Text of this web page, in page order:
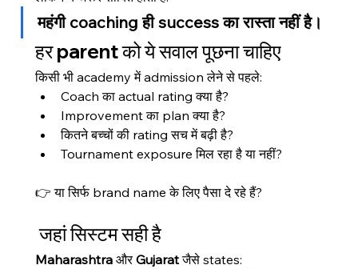
महंगी coaching ही success का रास्ता नहीं है।
हर parent को ये सवाल पूछना चाहिए
किसी भी academy में admission लेने से पहले:
Coach का actual rating क्या है?
Improvement का plan क्या है?
कितने बच्चों की rating सच में बढ़ी है?
Tournament exposure मिल रहा है या नहीं?
👉 या सिर्फ brand name के लिए पैसा दे रहे हैं?
जहां सिस्टम सही है
Maharashtra और Gujarat जैसे states: